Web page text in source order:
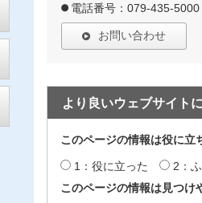
電話番号：079-435-5000
お問い合わせ
より良いウェブサイト
このページの情報は役に立
1：役に立った 2：
このページの情報は見つけ